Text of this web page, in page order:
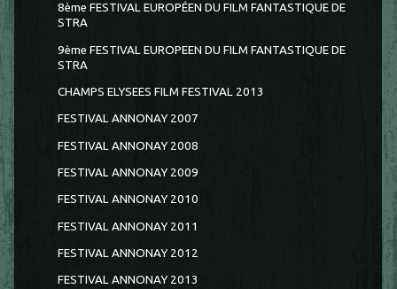
8ème FESTIVAL EUROPÉEN DU FILM FANTASTIQUE DE
STRA
9ème FESTIVAL EUROPEEN DU FILM FANTASTIQUE DE
STRA
CHAMPS ELYSEES FILM FESTIVAL 2013
FESTIVAL ANNONAY 2007
FESTIVAL ANNONAY 2008
FESTIVAL ANNONAY 2009
FESTIVAL ANNONAY 2010
FESTIVAL ANNONAY 2011
FESTIVAL ANNONAY 2012
FESTIVAL ANNONAY 2013